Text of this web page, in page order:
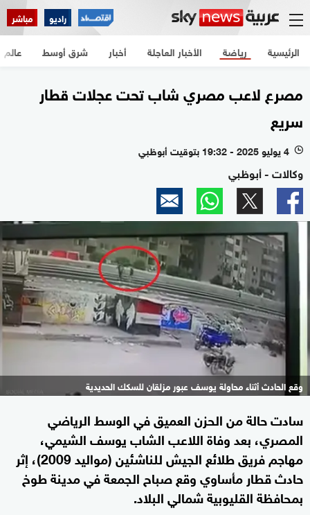
راديو مباشر
الرئيسية الأخبار العاجلة أخبار شرق أوسط عالم رياضة
مصرع لاعب مصري شاب تحت عجلات قطار
سريع
l 4 يوليو 2025 - 19:32 بتوقيت أبوظبي
وكالات - أبوظبي
وقع الحادث أثناء محاولة يوسف عبور مزلقان للسكك الحديدية
سادت حالة من الحزن العميق في الوسط الرياضي
المصري، بعد وفاة اللاعب الشاب يوسف الشيمي،
مهاجم فريق طلائع الجيش للناشئين (مواليد 2009)، إثر
حادث قطار مأساوي وقع صباح الجمعة في مدينة طوخ
بمحافظة القليوبية شمالي البلاد.